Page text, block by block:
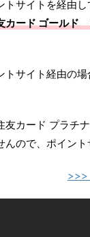
トサイトを経由し
カード ゴール
トサイト経由の
友カード プラチ
んので、ポイン
>>>